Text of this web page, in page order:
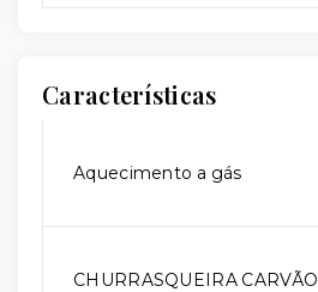
Características
Aquecimento a gás
CHURRASQUEIRA CARVÃO